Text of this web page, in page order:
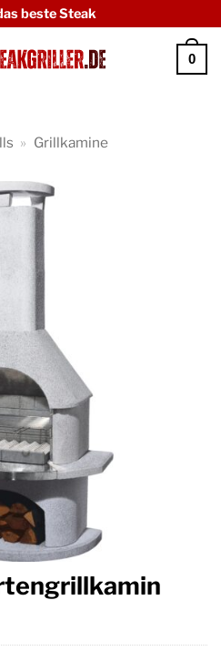
beste Steak
0
» Grillkamine